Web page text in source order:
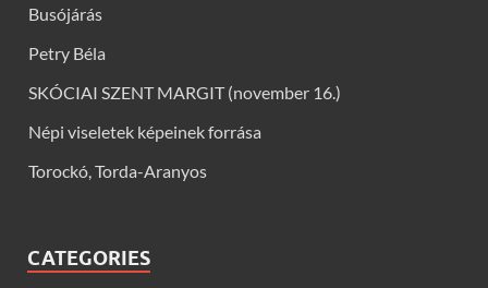
Busójárás
Petry Béla
SKÓCIAI SZENT MARGIT (november 16.)
Népi viseletek képeinek forrása
Torockó, Torda-Aranyos
CATEGORIES